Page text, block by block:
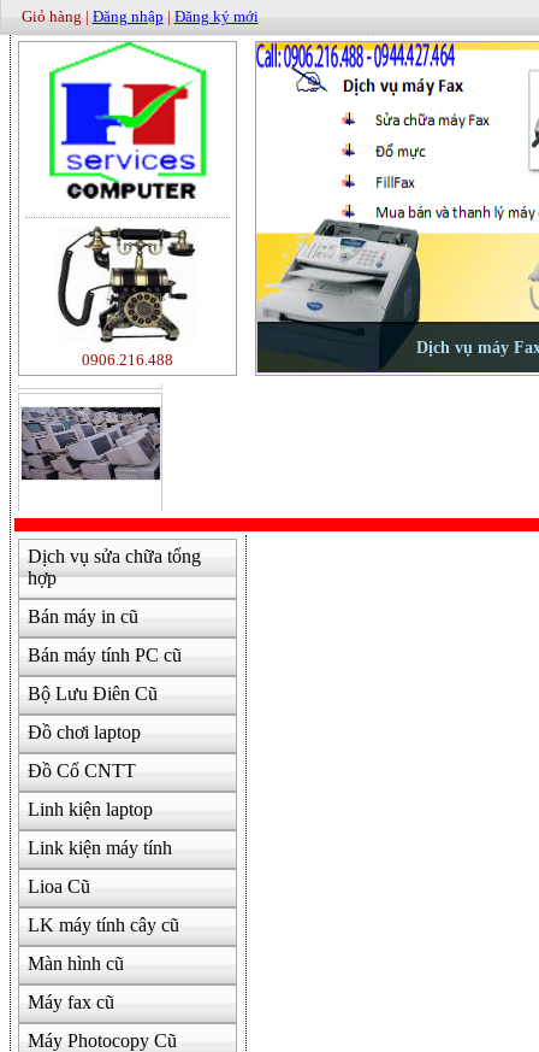
Giỏ hàng | Đăng nhập | Đăng ký mới
0906.216.488
500000
Dịch vụ sửa chữa tổng
hợp
Bán máy in cũ
Bán máy tính PC cũ
Bộ Lưu Điên Cũ
Đồ chơi laptop
Đồ Cổ CNTT
Linh kiện laptop
Link kiện máy tính
Lioa Cũ
LK máy tính cây cũ
Màn hình cũ
Máy fax cũ
Máy Photocopy Cũ